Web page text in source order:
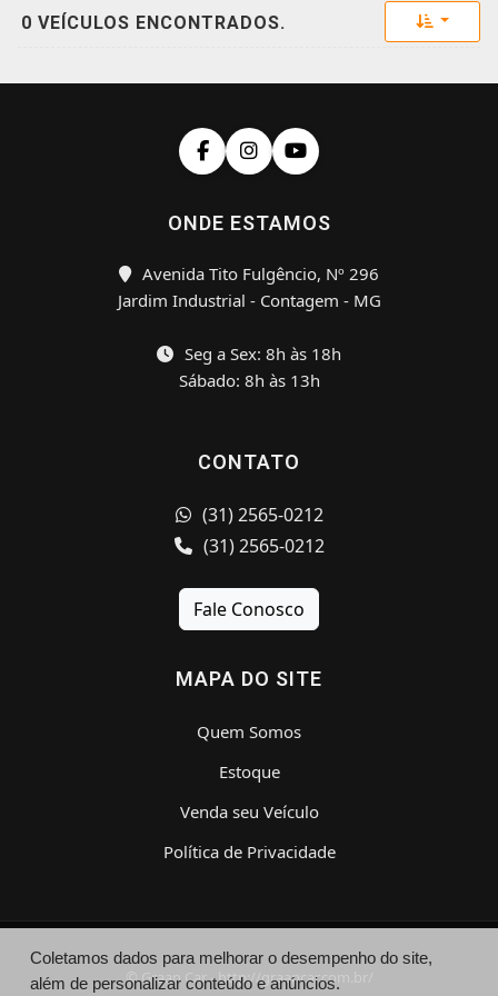
0 VEÍCULOS ENCONTRADOS. Toggle
ONDE ESTAMOS
Avenida Tito Fulgêncio, Nº 296
Jardim Industrial - Contagem - MG
Seg a Sex: 8h às 18h
Sábado: 8h às 13h
CONTATO
(31) 2565-0212
(31) 2565-0212
Fale Conosco
MAPA DO SITE
Quem Somos
Estoque
Venda seu Veículo
Política de Privacidade
© Graan Car - http://graancar.com.br/
Coletamos dados para melhorar o desempenho do site,
além de personalizar conteúdo e anúncios.